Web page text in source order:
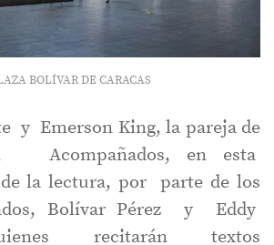
BOLÍVAR DE CARACAS
y Emerson King, la pareja de
Acompañados, en esta
la lectura, por parte de los
Bolívar Pérez y Eddy
recitarán textos